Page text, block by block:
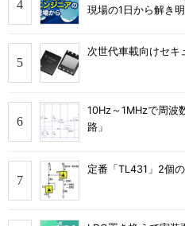
現場の1日から解き
次世代車載向けセキ
10Hz～1MHzで周波
路」
定番「TL431」2個